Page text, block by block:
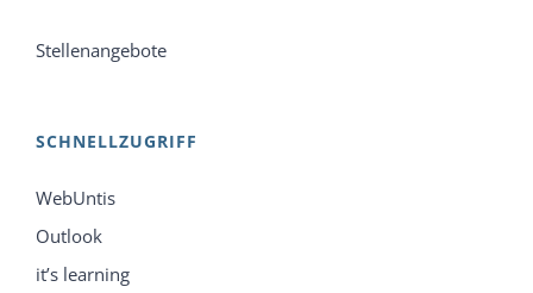
Stellenangebote
SCHNELLZUGRIFF
WebUntis
Outlook
it’s learning